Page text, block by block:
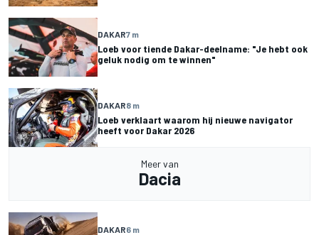
DAKAR7 m
Loeb voor tiende Dakar-deelname: "Je hebt ook
geluk nodig om te winnen"
DAKAR8 m
Loeb verklaart waarom hij nieuwe navigator
heeft voor Dakar 2026
Meer van
Dacia
DAKAR6 m